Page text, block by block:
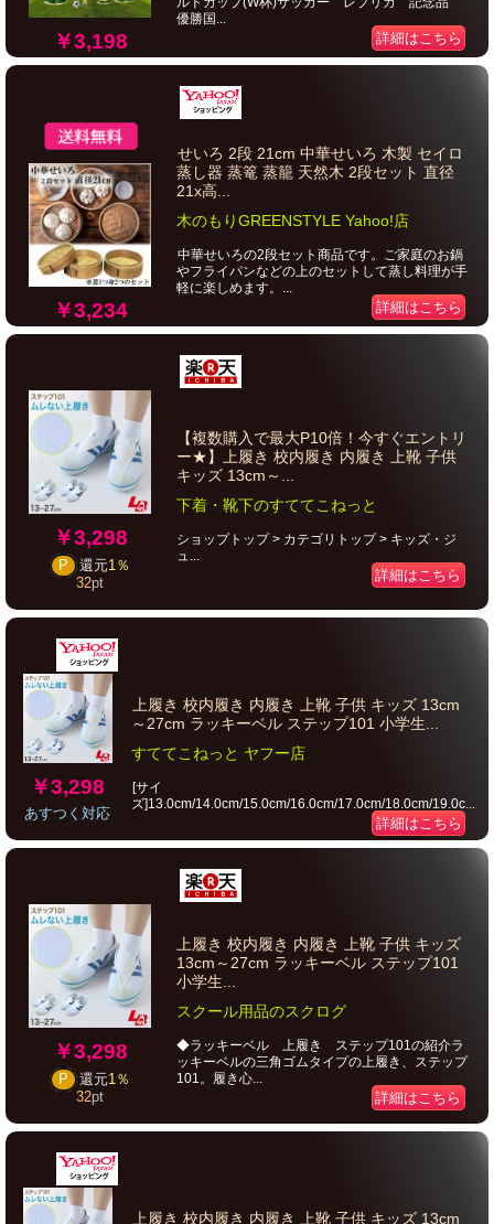
￥3,198
優勝国...
詳細はこちら
￥3,234
せいろ 2段 21cm 中華せいろ 木製 セイロ
蒸し器 蒸篭 蒸籠 天然木 2段セット 直径
21x高...
木のもりGREENSTYLE Yahoo!店
中華せいろの2段セット商品です。ご家庭のお鍋
やフライパンなどの上のセットして蒸し料理が手
軽に楽しめます。...
詳細はこちら
￥3,298
P 還元1％
32pt
【複数購入で最大P10倍！今すぐエントリ
ー★】上履き 校内履き 内履き 上靴 子供
キッズ 13cm～...
下着・靴下のすててこねっと
ショップトップ > カテゴリトップ > キッズ・ジ
ュ...
詳細はこちら
￥3,298
あすつく対応
上履き 校内履き 内履き 上靴 子供 キッズ 13cm
～27cm ラッキーベル ステップ101 小学生...
すててこねっと ヤフー店
[サイ
ズ]13.0cm/14.0cm/15.0cm/16.0cm/17.0cm/18.0cm/19.0c...
詳細はこちら
￥3,298
P 還元1％
32pt
上履き 校内履き 内履き 上靴 子供 キッズ
13cm～27cm ラッキーベル ステップ101
小学生...
スクール用品のスクログ
◆ラッキーベル 上履き ステップ101の紹介ラ
ッキーベルの三角ゴムタイプの上履き、ステップ
101。履き心...
詳細はこちら
上履き 校内履き 内履き 上靴 子供 キッズ 13cm